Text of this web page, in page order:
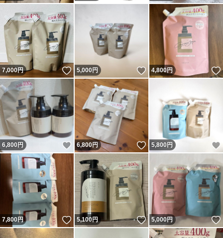
7,000円 いいね！
5,000円 いいね！
4,800円
6,800円 いいね！
6,800円 いいね！
5,800 円
7,800円 いいね！
5,100円 いいね！
5,000円